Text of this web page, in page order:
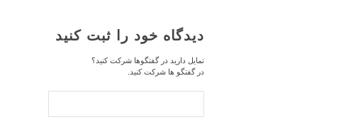
دیدگاه خود را ثبت کنید
تمایل دارید در گفتگوها شرکت کنید؟
در گفتگو ها شرکت کنید.